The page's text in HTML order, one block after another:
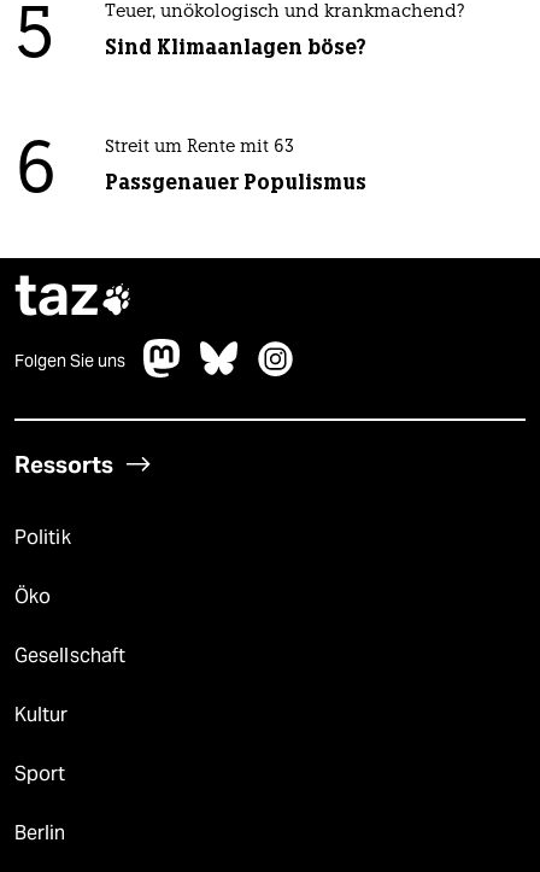
5 Teuer, unökologisch und krankmachend?
Sind Klimaanlagen böse?
6 Streit um Rente mit 63
Passgenauer Populismus
taz
Folgen Sie uns
Ressorts
Politik
Öko
Gesellschaft
Kultur
Sport
Berlin